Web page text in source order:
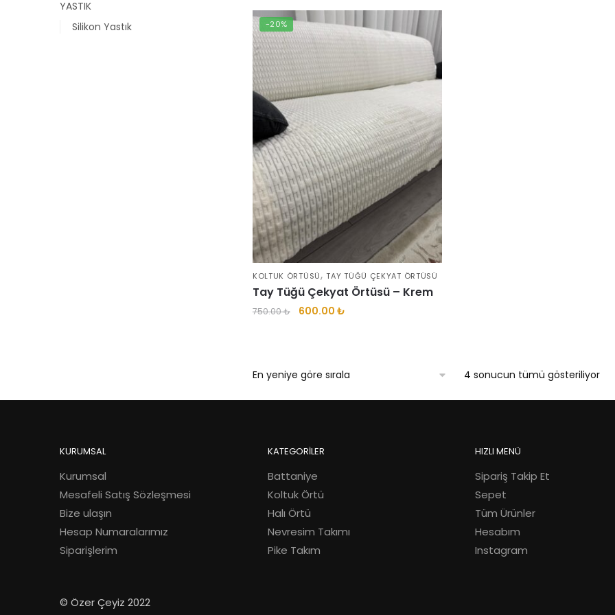
600.00 ₺.
-20%
KOLTUK ÖRTÜSÜ,TAY TÜĞÜ ÇEKYAT ÖRTÜSÜ
Tay Tüğü Çekyat Örtüsü – Krem
750.00₺
Orijinal
600.00 ₺Şu
4 sonucun tümü gösteriliyorEn
YASTIK
Silikon Yastık
KURUMSAL
Kurumsal
Mesafeli Satış Sözleşmesi
Bize ulaşın
Hesap Numaralarımız
Siparişlerim
KATEGORİLER
Battaniye
Koltuk Örtü
Halı Örtü
Nevresim Takımı
Pike Takım
HIZLI MENÜ
Sipariş Takip Et
Sepet
Tüm Ürünler
Hesabım
Instagram
© Özer Çeyiz 2022